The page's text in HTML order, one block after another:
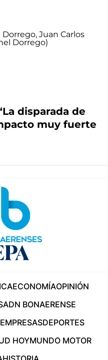
disparada de
muy fuerte
ECONOMÍAOPINIÓN
ADN BONAERENSE
EMPRESASDEPORTES
HOYMUNDO MOTOR